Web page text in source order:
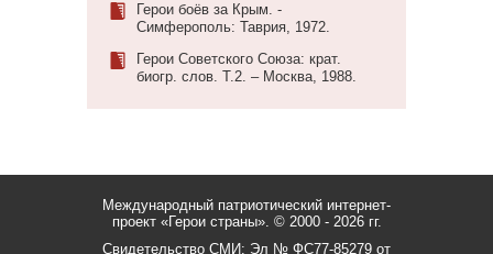
Герои боёв за Крым. -
Симферополь: Таврия, 1972.
Герои Советского Союза: крат.
биогр. слов. Т.2. – Москва, 1988.
Международный патриотический интернет-
проект «Герои страны». © 2000 - 2026 гг.
Свидетельство СМИ: Эл № ФС77-85279 от